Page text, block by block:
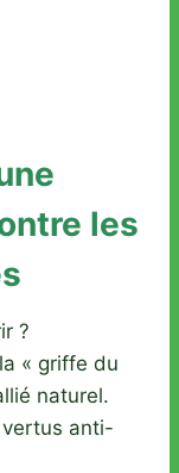
les
?
« griffe du
naturel.
anti-